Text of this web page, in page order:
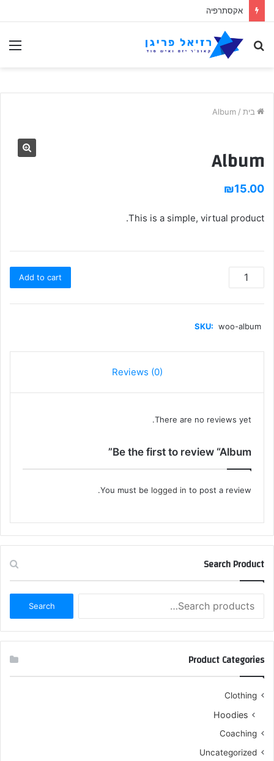
אקסתרפיה
לחפש
בית /
Album
Album
₪15.00
This is a simple, virtual product.
Album
Add to cart
SKU: woo-album
Reviews (0)
There are no reviews yet.
Be the first to review “Album”
You must be logged in to post a review.
Search Product
for:
Search
Product Categories
Clothing
Hoodies
Coaching
Uncategorized